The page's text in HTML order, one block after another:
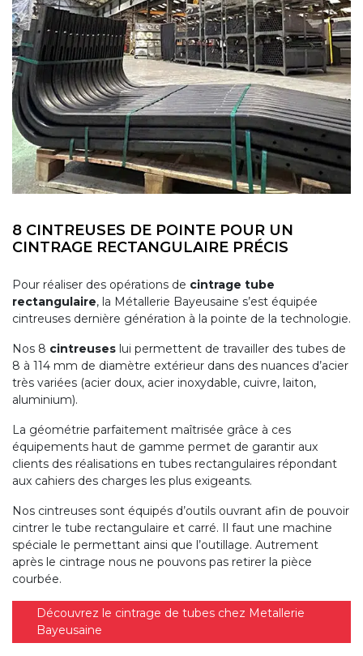
8 CINTREUSES DE POINTE POUR UN
CINTRAGE RECTANGULAIRE PRÉCIS
Pour réaliser des opérations de cintrage tube
rectangulaire, la Métallerie Bayeusaine s’est équipée
cintreuses dernière génération à la pointe de la technologie.
Nos 8 cintreuses lui permettent de travailler des tubes de
8 à 114 mm de diamètre extérieur dans des nuances d’acier
très variées (acier doux, acier inoxydable, cuivre, laiton,
aluminium).
La géométrie parfaitement maîtrisée grâce à ces
équipements haut de gamme permet de garantir aux
clients des réalisations en tubes rectangulaires répondant
aux cahiers des charges les plus exigeants.
Nos cintreuses sont équipés d’outils ouvrant afin de pouvoir
cintrer le tube rectangulaire et carré. Il faut une machine
spéciale le permettant ainsi que l’outillage. Autrement
après le cintrage nous ne pouvons pas retirer la pièce
courbée.
Découvrez le cintrage de tubes chez Metallerie
Bayeusaine